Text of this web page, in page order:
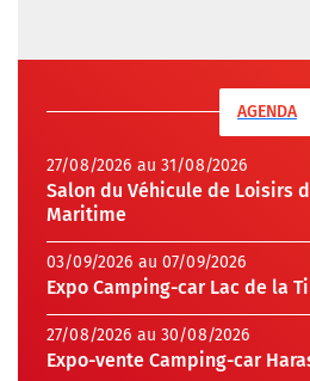
AGENDA
27/08/2026 au 31/08/2026
Salon du Véhicule de Loisirs
Maritime
03/09/2026 au 07/09/2026
Expo Camping-car Lac de la
27/08/2026 au 30/08/2026
Expo-vente Camping-car